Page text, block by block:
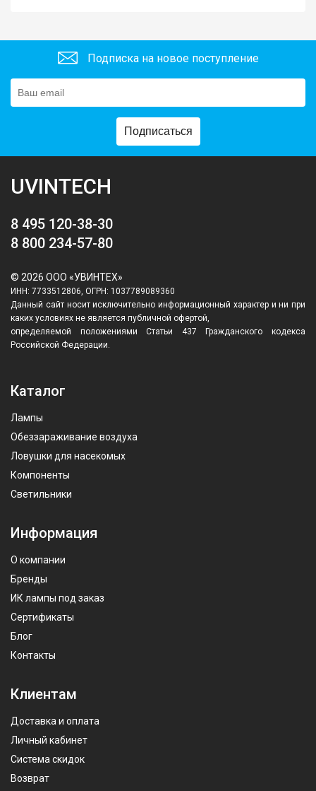
Подписка на новое поступление
Подписаться
UVINTECH
8 495 120-38-30
8 800 234-57-80
© 2026 ООО «УВИНТЕХ»
ИНН: 7733512806, ОГРН: 1037789089360
Данный сайт носит исключительно информационный характер и ни при
каких условиях не является публичной офертой,
определяемой положениями Статьи 437 Гражданского кодекса
Российской Федерации.
Каталог
Лампы
Обеззараживание воздуха
Ловушки для насекомых
Компоненты
Светильники
Информация
О компании
Бренды
ИК лампы под заказ
Сертификаты
Блог
Контакты
Клиентам
Доставка и оплата
Личный кабинет
Система скидок
Возврат